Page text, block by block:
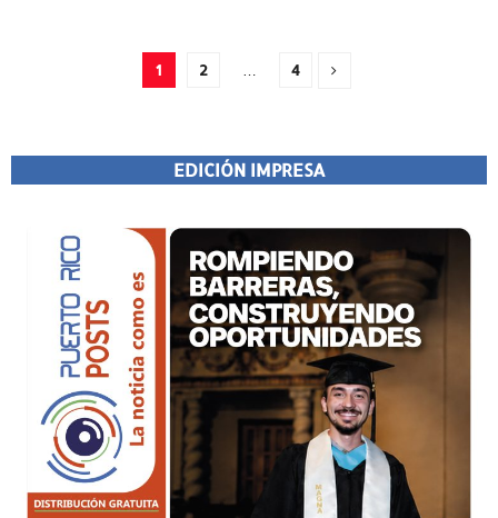
1 2 4
EDICIÓN IMPRESA